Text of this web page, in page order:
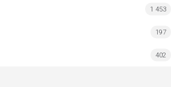
1 453
197
402